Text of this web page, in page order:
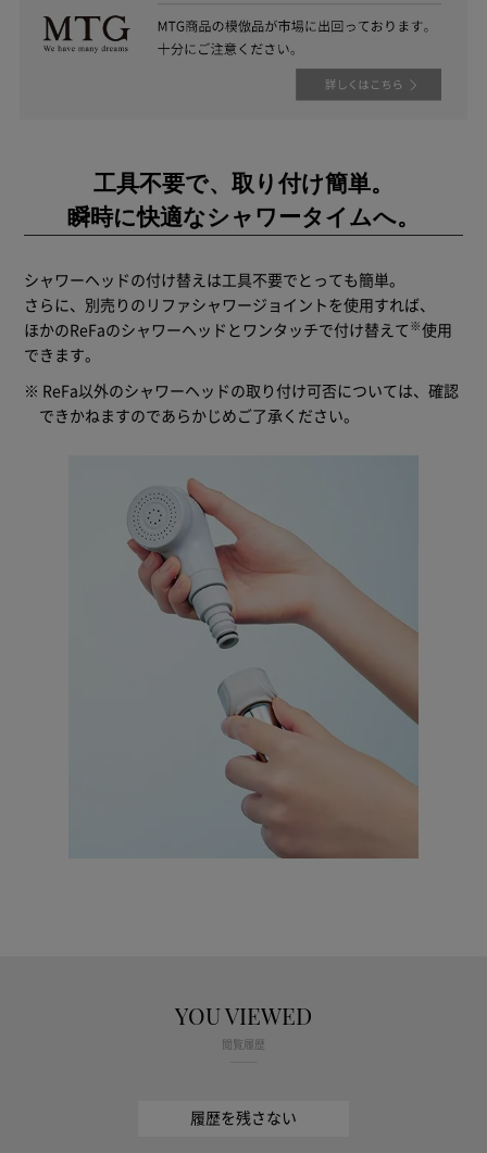
工具不要で、取り付け簡単。
瞬時に快適なシャワータイムへ。
シャワーヘッドの付け替えは工具不要でとっても簡単。
さらに、別売りのリファシャワージョイントを使用すれば、
ほかのReFaのシャワーヘッドとワンタッチで付け替えて ※使用
できます。
※ ReFa以外のシャワーヘッドの取り付け可否については、確認
できかねますのであらかじめご了承ください。
YOU VIEWED
閲覧履歴
履歴を残さない